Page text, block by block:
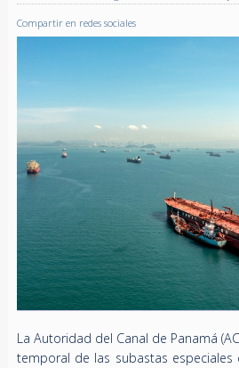
Compartir en redes sociales
La Autoridad del Canal de Panamá
temporal de las subastas